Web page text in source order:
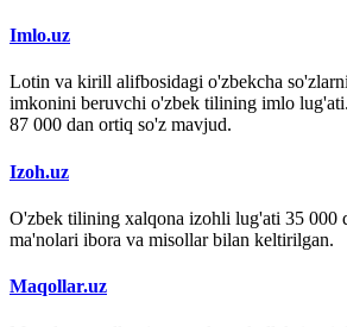
Imlo.uz
Lotin va kirill alifbosidagi o'zbekcha
imkonini beruvchi o'zbek tilining imlo
87 000 dan ortiq so'z mavjud.
Izoh.uz
O'zbek tilining xalqona izohli lug'ati 35 000
ma'nolari ibora va misollar bilan keltirilgan.
Maqollar.uz